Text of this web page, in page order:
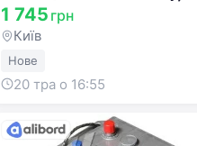
-15% 563 400 061
1 745 грн
Київ
Нове
20 тра о 16:55